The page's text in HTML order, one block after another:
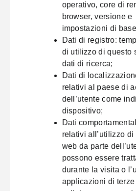
operativo, core di
browser, versione e
impostazioni di
Dati di registro:
di utilizzo di questo
dati di ricerca;
Dati di
relativi al paese di
dell’utente come
dispositivo;
Dati
relativi all’utilizzo
web da parte
possono essere
durante la visita o
applicazioni di